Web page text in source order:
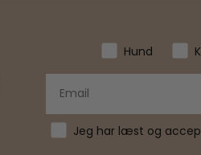
Hund
Jeg har læst og